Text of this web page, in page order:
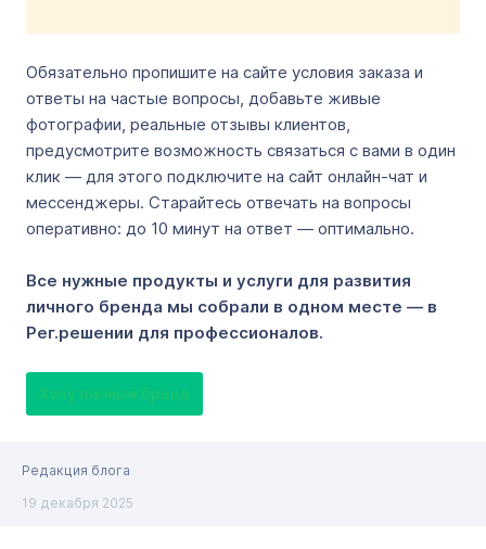
Обязательно пропишите на сайте условия заказа и
ответы на частые вопросы, добавьте живые
фотографии, реальные отзывы клиентов,
предусмотрите возможность связаться с вами в один
клик — для этого подключите на сайт онлайн-чат и
мессенджеры. Старайтесь отвечать на вопросы
оперативно: до 10 минут на ответ — оптимально.
Все нужные продукты и услуги для развития
личного бренда мы собрали в одном месте — в
Рег.решении для профессионалов.
Хочу личный бренд
Редакция блога
19 декабря 2025